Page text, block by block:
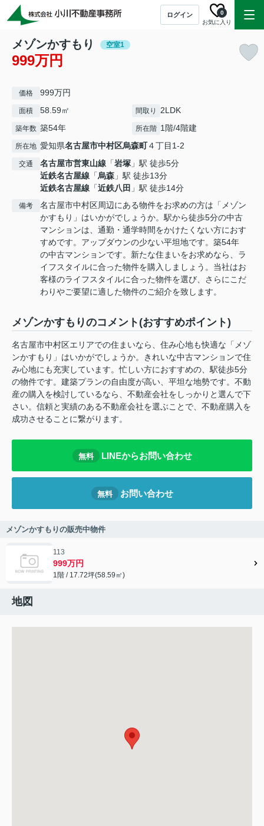
ログイン
お気に入り
0
メゾンかすもり 空室1
999万円
価格 999万円
面積 58.59㎡ 間取り 2LDK
築年数 築54年 所在階 1階/4階建
所在地 愛知県名古屋市中村区烏森町４丁目1-2
交通 名古屋市営東山線 「岩塚 」駅 徒歩5分
近鉄名古屋線 「烏森 」駅 徒歩13分
近鉄名古屋線 「近鉄八田 」駅 徒歩14分
備考
名古屋市中村区周辺にある物件をお求めの方は「メゾン
かすもり」はいかがでしょうか。駅から徒歩5分の中古
マンションは、通勤・通学時間をかけたくない方におす
すめです。アップダウンの少ない平坦地です。築54年
の中古マンションです。新たな住まいをお求めなら、ラ
イフスタイルに合った物件を購入しましょう。当社はお
客様のライフスタイルに合った物件を選び、さらにこだ
わりやご要望に適した物件のご紹介を致します。
メゾンかすもりのコメント(おすすめポイント)
名古屋市中村区エリアでの住まいなら、住み心地も快適な「メゾ
ンかすもり」はいかがでしょうか。きれいな中古マンションで住
み心地にも充実しています。忙しい方におすすめの、駅徒歩5分
の物件です。建築プランの自由度が高い、平坦な地勢です。不動
産の購入を検討しているなら、不動産会社をしっかりと選んで下
さい。信頼と実績のある不動産会社を選ぶことで、不動産購入を
成功させることに繋がります。
無料 LINEからお問い合わせ
無料 お問い合わせ
メゾンかすもりの販売中物件
113
999万円
1階 / 17.72坪(58.59㎡)
地図